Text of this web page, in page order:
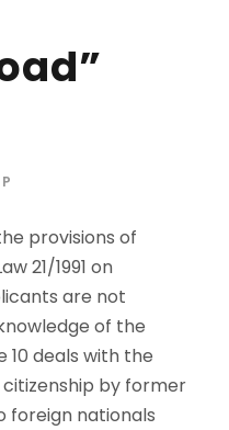
provisions of
21/1991 on
are not
of the
10 deals with the
by former
foreign nationals